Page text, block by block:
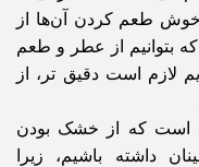
خوش طعم کردن آن‌ها از
بتوانیم از عطر و طعم
لازم است دقیق تر، از
است که از خشک بودن
داشته باشیم، زیرا